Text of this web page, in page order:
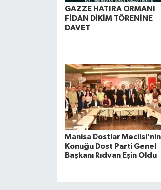
GAZZE HATIRA ORMANI
FİDAN DİKİM TÖRENİNE
DAVET
Manisa Dostlar Meclisi’nin
Konuğu Dost Parti Genel
Başkanı Rıdvan Eşin Oldu